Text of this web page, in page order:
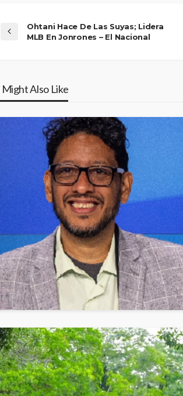
Ohtani Hace De Las Suyas; Lidera
MLB En Jonrones – El Nacional
Might Also Like